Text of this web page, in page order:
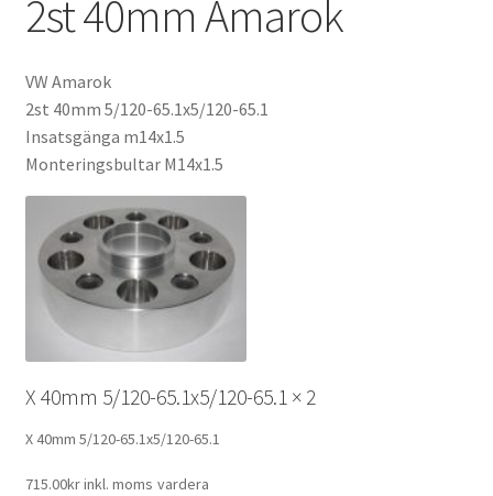
Kontakt / Info
2st 40mm Amarok
VW Amarok
2st 40mm 5/120-65.1x5/120-65.1
Insatsgänga m14x1.5
Monteringsbultar M14x1.5
X 40mm 5/120-65.1x5/120-65.1 × 2
X 40mm 5/120-65.1x5/120-65.1
715.00krinkl. moms vardera